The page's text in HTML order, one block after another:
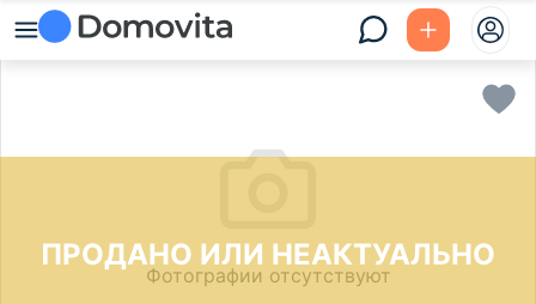
ПРОДАНО ИЛИ НЕАКТУАЛЬНО
Фотографии отсутствуют